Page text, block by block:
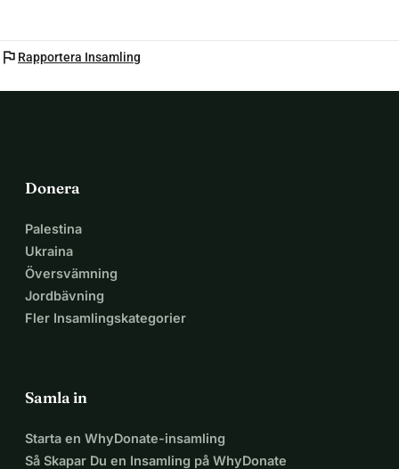
flag Rapportera Insamling
Donera
Palestina
Ukraina
Översvämning
Jordbävning
Fler Insamlingskategorier
Samla in
Starta en WhyDonate-insamling
Så Skapar Du en Insamling på WhyDonate